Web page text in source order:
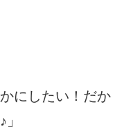
にしたい！だか